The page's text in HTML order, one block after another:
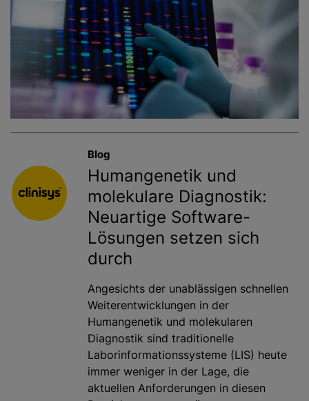
Blog
Humangenetik und
molekulare Diagnostik:
Neuartige Software-
Lösungen setzen sich
durch
Angesichts der unablässigen schnellen
Weiterentwicklungen in der
Humangenetik und molekularen
Diagnostik sind traditionelle
Laborinformationssysteme (LIS) heute
immer weniger in der Lage, die
aktuellen Anforderungen in diesen